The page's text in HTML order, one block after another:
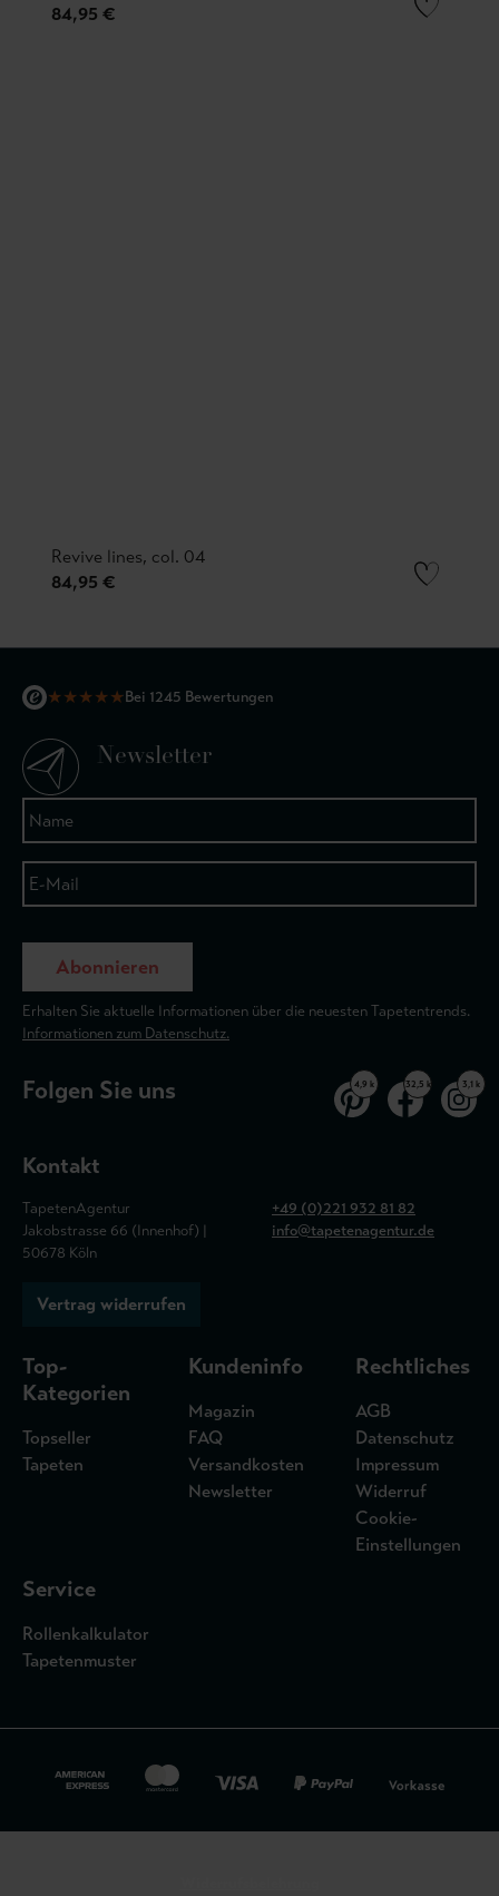
84,95 €
Revive lines, col. 04
84,95 €
★★★★★Bei 1245 Bewertungen
Newsletter
Abonnieren
Erhalten Sie aktuelle Informationen über die neuesten Tapetentrends.
Informationen zum Datenschutz.
Folgen Sie uns 4,9 k 32,5 k 3,1 k
Kontakt
TapetenAgentur
Jakobstrasse 66 (Innenhof) |
50678 Köln
+49 (0)221 932 81 82
info@tapetenagentur.de
Vertrag widerrufen
Top-
Kategorien
Topseller
Tapeten
Kundeninfo
Magazin
FAQ
Versandkosten
Newsletter
Rechtliches
AGB
Datenschutz
Impressum
Widerruf
Cookie-
Einstellungen
Service
Rollenkalkulator
Tapetenmuster